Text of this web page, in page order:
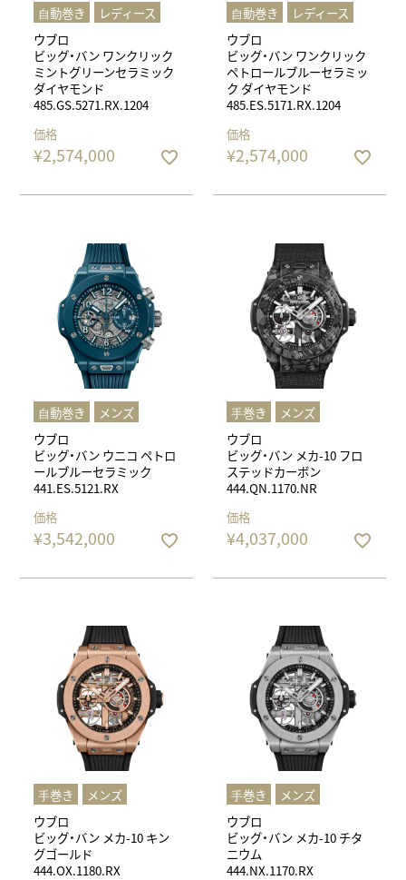
⾃動巻き
レディース
ウブロ
ビッグ・バン ワンクリック
ミントグリーンセラミック
ダイヤモンド
485.GS.5271.RX.1204
価格
¥2,574,000
⾃動巻き
レディース
ウブロ
ビッグ・バン ワンクリック
ペトロールブルーセラミッ
ク ダイヤモンド
485.ES.5171.RX.1204
価格
¥2,574,000
⾃動巻き
メンズ
ウブロ
ビッグ・バン ウニコ ペトロ
ールブルーセラミック
441.ES.5121.RX
価格
¥3,542,000
⼿巻き
メンズ
ウブロ
ビッグ・バン メカ-10 フロ
ステッドカーボン
444.QN.1170.NR
価格
¥4,037,000
⼿巻き
メンズ
ウブロ
ビッグ・バン メカ-10 キン
グゴールド
444.OX.1180.RX
⼿巻き
メンズ
ウブロ
ビッグ・バン メカ-10 チタ
ニウム
444.NX.1170.RX